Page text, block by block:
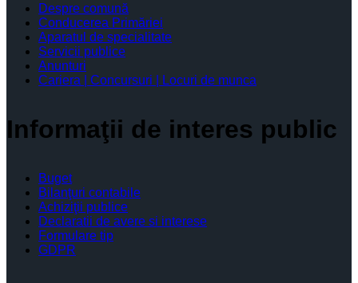
Despre comună
Conducerea Primăriei
Aparatul de specialitate
Servicii publice
Anunturi
Cariera | Concursuri | Locuri de munca
Informaţii de interes public
Buget
Bilanţuri contabile
Achiziţii publice
Declaratii de avere si interese
Formulare tip
GDPR